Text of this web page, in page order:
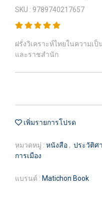
SKU : 9789740217657
ฝรั่งวิเคราะห์ไทยในความเ
และราชสำนัก
เพิ่มรายการโปรด
หมวดหมู่ : หนังสือ , ประวัติศ
การเมือง
แบรนด์ : Matichon Book